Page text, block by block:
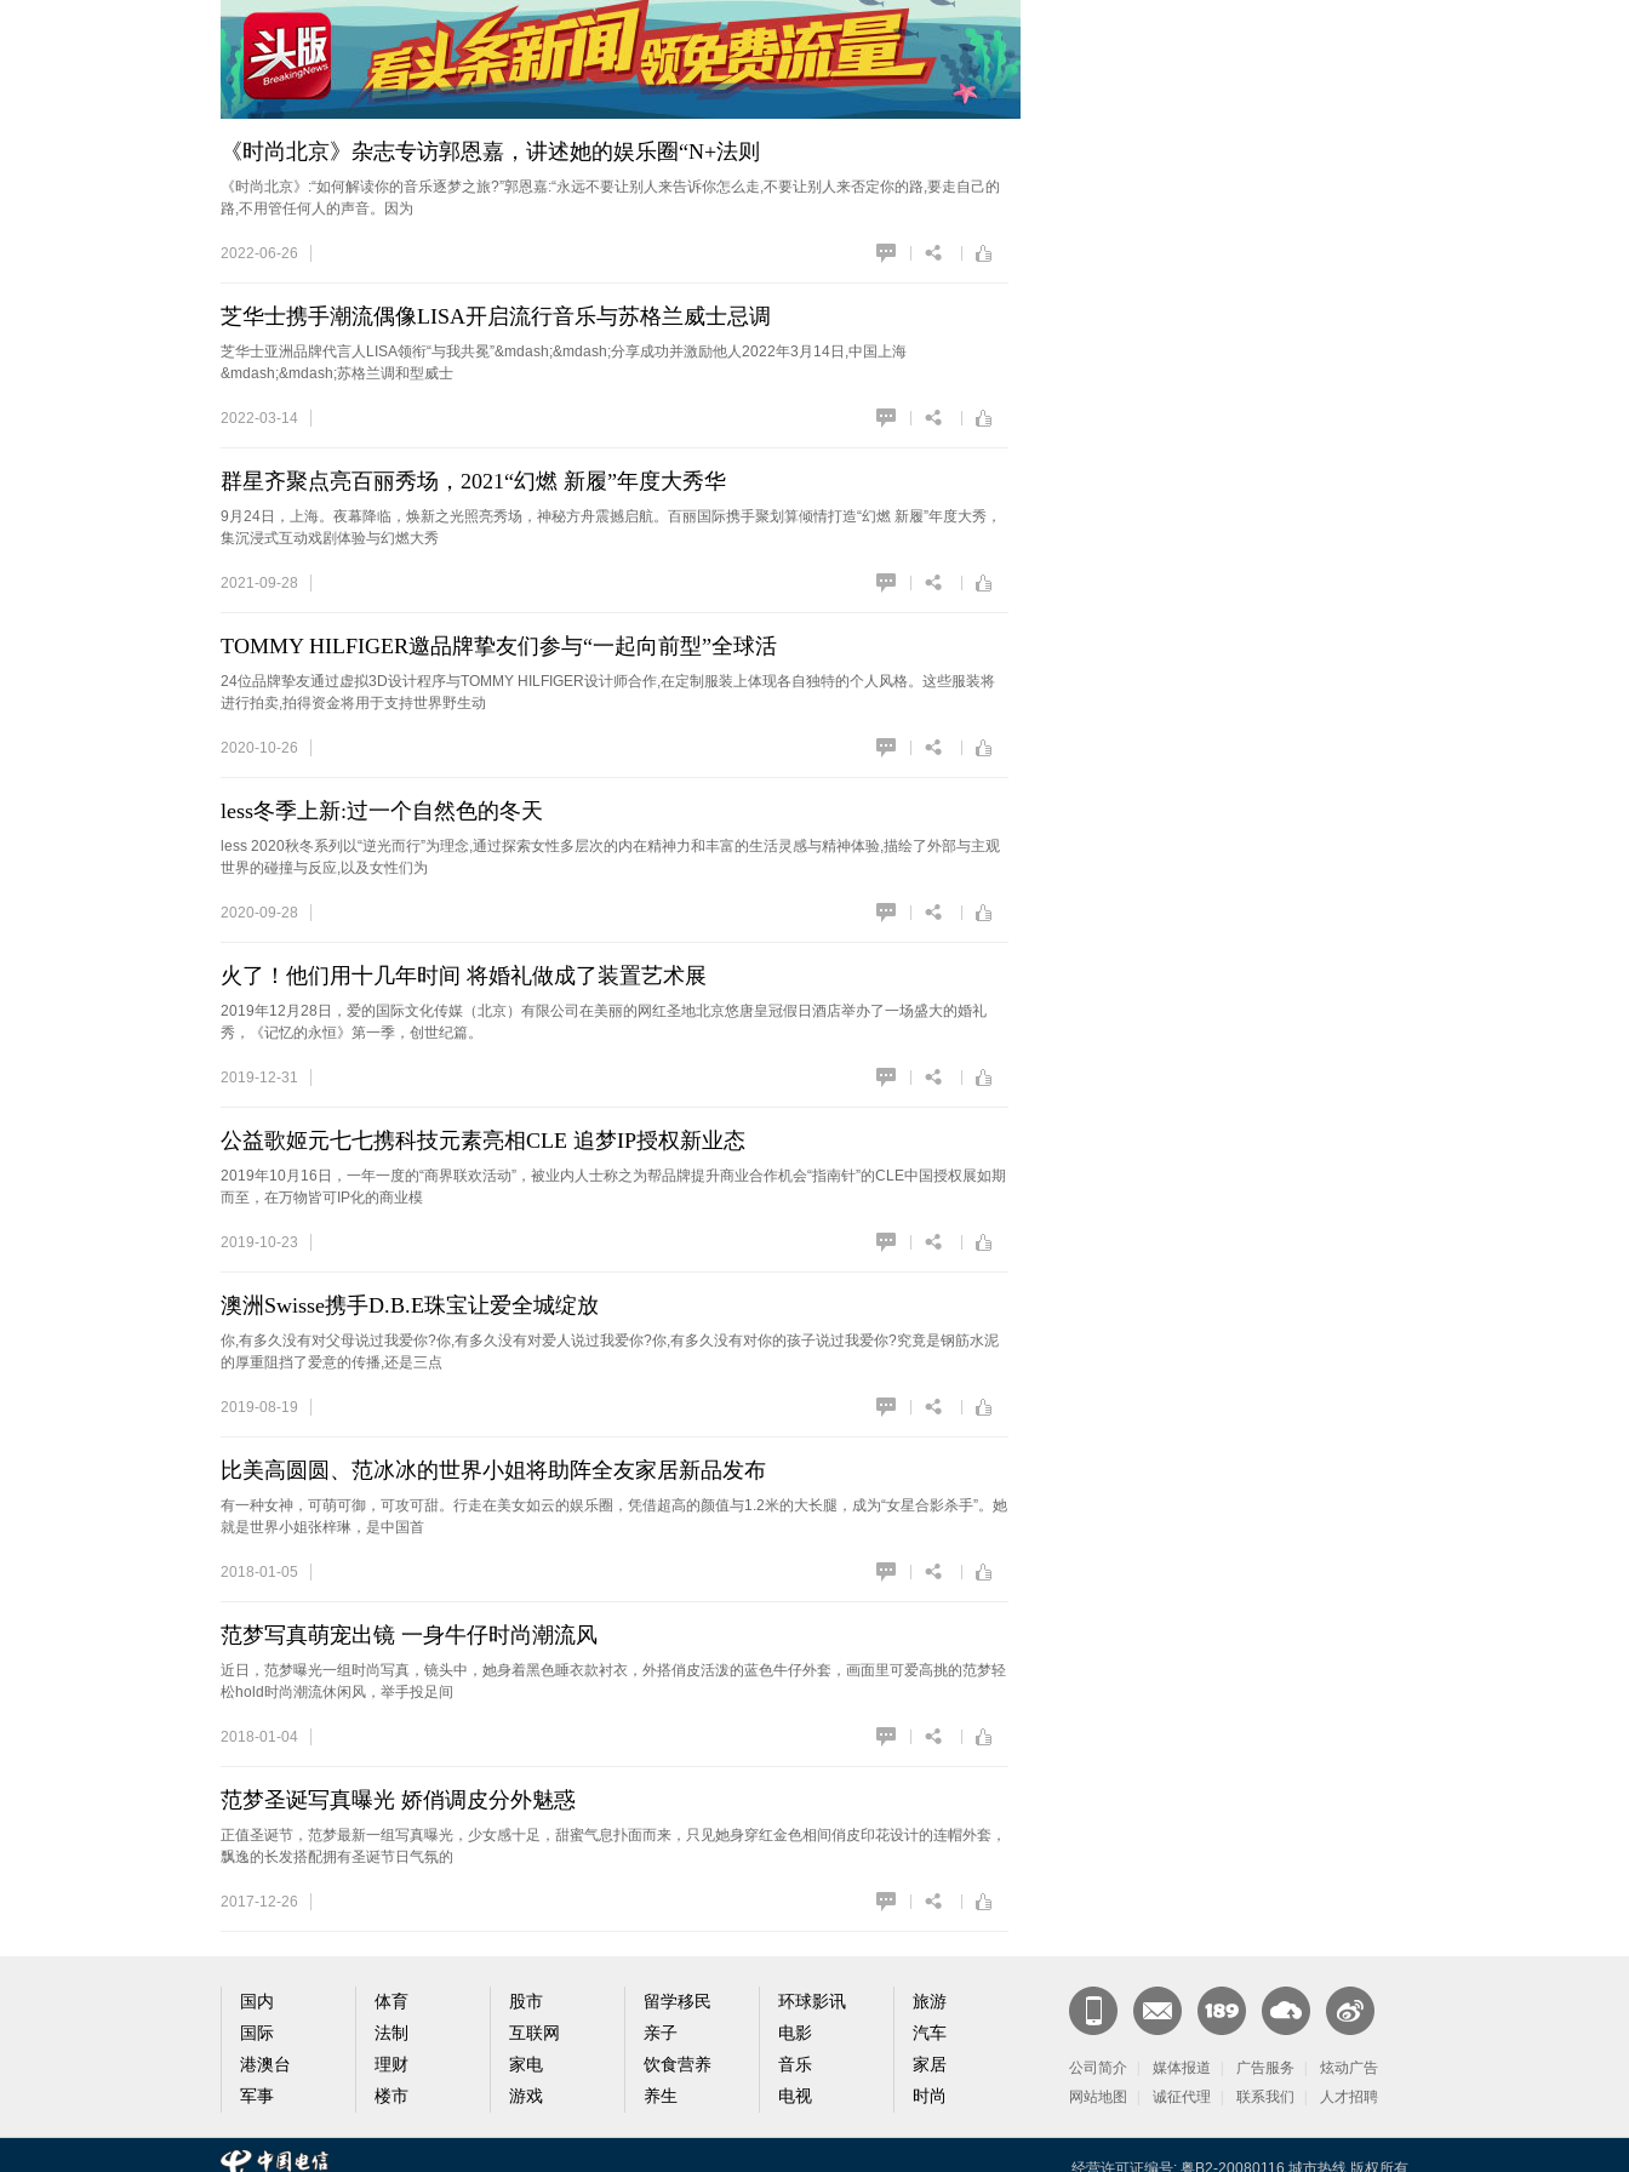
《时尚北京》杂志专访郭恩嘉，讲述她的娱乐圈“N+法则
《时尚北京》:“如何解读你的音乐逐梦之旅?”郭恩嘉:“永远不要让别人来告诉你怎么走,不要让别人来否定你的路,要走自己的
路,不用管任何人的声音。因为
2022-06-26
芝华士携手潮流偶像LISA开启流行音乐与苏格兰威士忌调
芝华士亚洲品牌代言人LISA领衔“与我共冕”&mdash;&mdash;分享成功并激励他人2022年3月14日,中国上海
&mdash;&mdash;苏格兰调和型威士
2022-03-14
群星齐聚点亮百丽秀场，2021“幻燃 新履”年度大秀华
9月24日，上海。夜幕降临，焕新之光照亮秀场，神秘方舟震撼启航。百丽国际携手聚划算倾情打造“幻燃 新履”年度大秀，
集沉浸式互动戏剧体验与幻燃大秀
2021-09-28
TOMMY HILFIGER邀品牌挚友们参与“一起向前型”全球活
24位品牌挚友通过虚拟3D设计程序与TOMMY HILFIGER设计师合作,在定制服装上体现各自独特的个人风格。这些服装将
进行拍卖,拍得资金将用于支持世界野生动
2020-10-26
less冬季上新:过一个自然色的冬天
less 2020秋冬系列以“逆光而行”为理念,通过探索女性多层次的内在精神力和丰富的生活灵感与精神体验,描绘了外部与主观
世界的碰撞与反应,以及女性们为
2020-09-28
火了！他们用十几年时间 将婚礼做成了装置艺术展
2019年12月28日，爱的国际文化传媒（北京）有限公司在美丽的网红圣地北京悠唐皇冠假日酒店举办了一场盛大的婚礼
秀，《记忆的永恒》第一季，创世纪篇。
2019-12-31
公益歌姬元七七携科技元素亮相CLE 追梦IP授权新业态
2019年10月16日，一年一度的“商界联欢活动”，被业内人士称之为帮品牌提升商业合作机会“指南针”的CLE中国授权展如期
而至，在万物皆可IP化的商业模
2019-10-23
澳洲Swisse携手D.B.E珠宝让爱全城绽放
你,有多久没有对父母说过我爱你?你,有多久没有对爱人说过我爱你?你,有多久没有对你的孩子说过我爱你?究竟是钢筋水泥
的厚重阻挡了爱意的传播,还是三点
2019-08-19
比美高圆圆、范冰冰的世界小姐将助阵全友家居新品发布
有一种女神，可萌可御，可攻可甜。行走在美女如云的娱乐圈，凭借超高的颜值与1.2米的大长腿，成为“女星合影杀手”。她
就是世界小姐张梓琳，是中国首
2018-01-05
范梦写真萌宠出镜 一身牛仔时尚潮流风
近日，范梦曝光一组时尚写真，镜头中，她身着黑色睡衣款衬衣，外搭俏皮活泼的蓝色牛仔外套，画面里可爱高挑的范梦轻
松hold时尚潮流休闲风，举手投足间
2018-01-04
范梦圣诞写真曝光 娇俏调皮分外魅惑
正值圣诞节，范梦最新一组写真曝光，少女感十足，甜蜜气息扑面而来，只见她身穿红金色相间俏皮印花设计的连帽外套，
飘逸的长发搭配拥有圣诞节日气氛的
2017-12-26
国内
国际
港澳台
军事
体育
法制
理财
楼市
股市
互联网
家电
游戏
留学移民
亲子
饮食营养
养生
环球影讯
电影
音乐
电视
旅游
汽车
家居
时尚
户端
箱
博
公司简介 媒体报道 广告服务
炫动广告
网站地图
诚征代理 联系我们 人才招聘
经营许可证编号: 粤B2-20080116 城市热线 版权所有